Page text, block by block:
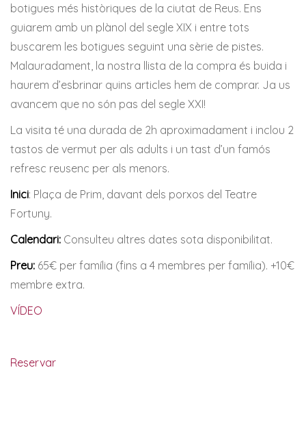
botigues més històriques de la ciutat de Reus. Ens
guiarem amb un plànol del segle XIX i entre tots
buscarem les botigues seguint una sèrie de pistes.
Malauradament, la nostra llista de la compra és buida i
haurem d’esbrinar quins articles hem de comprar. Ja us
avancem que no són pas del segle XXI!
La visita té una durada de 2h aproximadament i inclou 2
tastos de vermut per als adults i un tast d’un famós
refresc reusenc per als menors.
Inici: Plaça de Prim, davant dels porxos del Teatre
Fortuny.
Calendari: Consulteu altres dates sota disponibilitat.
Preu: 65€ per família (fins a 4 membres per família). +10€
membre extra.
VÍDEO
Reservar